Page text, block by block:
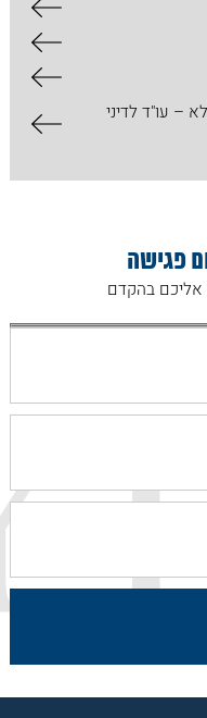
– עו"ד לדיני
פגישה
אליכם בהקדם